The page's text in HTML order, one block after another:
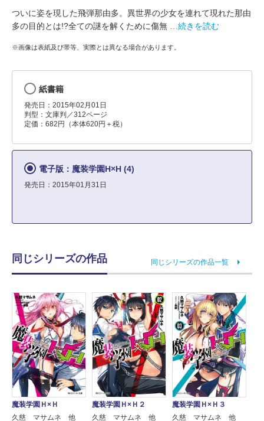
ついに姿を現した飛弾那由多。異世界の少女を連れて現れた那由
多の目的とは!?全ての謎を解くために傷無
…続きを読む
※画像は表紙及び帯等、実際とは異なる場合があります。
紙書籍
発売日：2015年02月01日
判型：文庫判／312ページ
定価：682円（本体620円＋税）
電子版：魔装学園H×H (4)
発売日：2015年01月31日
同じシリーズの作品 同じシリーズの作品一覧
魔装学園Ｈ×Ｈ
久慈 マサムネ 他
魔装学園Ｈ×Ｈ２
久慈 マサムネ 他
魔装学園Ｈ×Ｈ３
久慈 マサムネ 他